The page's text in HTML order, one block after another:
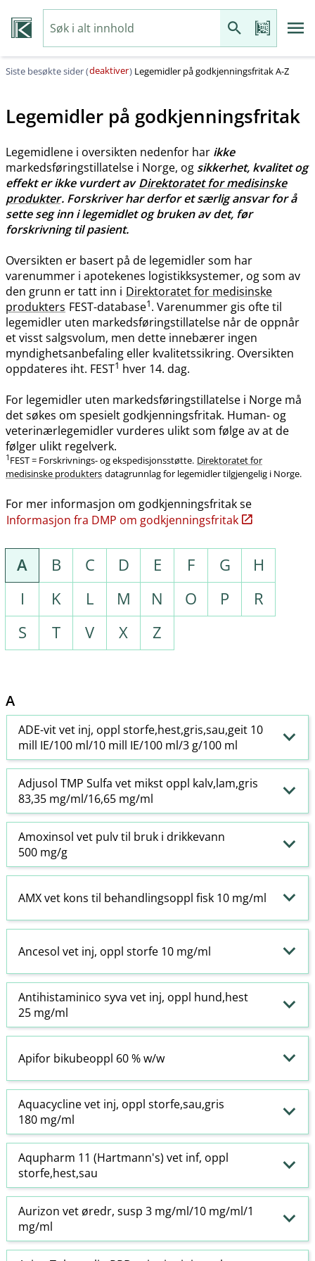
Siste besøkte sider (deaktiver) Legemidler på godkjenningsfritak A-Z
Legemidler på godkjenningsfritak
Legemidlene i oversikten nedenfor har ikke
markedsføringstillatelse i Norge, og sikkerhet, kvalitet og
effekt er ikke vurdert avDirektoratet for medisinske
produkter. Forskriver har derfor et særlig ansvar for å
sette seg inn i legemidlet og bruken av det, før
forskrivning til pasient.
Oversikten er basert på de legemidler som har
varenummer i apotekenes logistikksystemer, og som av
den grunn er tatt inn i Direktoratet for medisinske
produkters FEST-database1. Varenummer gis ofte til
legemidler uten markedsføringstillatelse når de oppnår
et visst salgsvolum, men dette innebærer ingen
myndighetsanbefaling eller kvalitetssikring. Oversikten
oppdateres iht. FEST1 hver 14. dag.
For legemidler uten markedsføringstillatelse i Norge må
det søkes om spesielt godkjenningsfritak. Human- og
veterinærlegemidler vurderes ulikt som følge av at de
følger ulikt regelverk.
1 FEST = Forskrivnings- og ekspedisjonsstøtte. Direktoratet for
medisinske produkters datagrunnlag for legemidler tilgjengelig i Norge.
For mer informasjon om godkjenningsfritak se
Informasjon fra DMP om godkjenningsfritak
A B C D E F G
H
I
K L M N O P
R
S
T V X Z
A
ADE-vit vet inj, oppl storfe,hest,gris,sau,geit 10
mill IE/100 ml/10 mill IE/100 ml/3 g/100 ml
Adjusol TMP Sulfa vet mikst oppl kalv,lam,gris
83,35 mg/ml/16,65 mg/ml
Amoxinsol vet pulv til bruk i drikkevann
500 mg/g
AMX vet kons til behandlingsoppl fisk 10 mg/ml
Ancesol vet inj, oppl storfe 10 mg/ml
Antihistaminico syva vet inj, oppl hund,hest
25 mg/ml
Apifor bikubeoppl 60 % w​/​w
Aquacycline vet inj, oppl storfe,sau,gris
180 mg/ml
Aqupharm 11 (Hartmann's) vet inf, oppl
storfe,hest,sau
Aurizon vet øredr, susp 3 mg/ml/10 mg/ml/1
mg/ml